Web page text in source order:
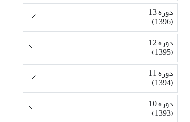
دوره 13
(1396)
دوره 12
(1395)
دوره 11
(1394)
دوره 10
(1393)